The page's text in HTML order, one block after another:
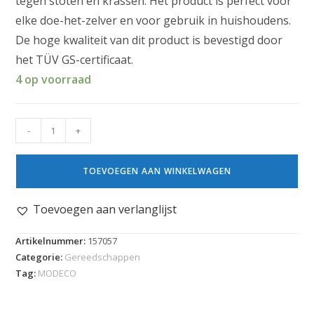
elke doe-het-zelver en voor gebruik in huishoudens.
De hoge kwaliteit van dit product is bevestigd door
het TÜV GS-certificaat.
4 op voorraad
- +
TOEVOEGEN AAN WINKELWAGEN
Toevoegen aan verlanglijst
Artikelnummer: 157057
Categorie: Gereedschappen
Tag: MODECO